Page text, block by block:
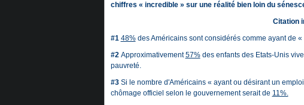
chiffres « incredible » sur une réalité bien loin du
Citation
#1 48%des Américains sont considérés comme ayant de
#2Approximativement57%des enfants des Etats-Unis
pauvreté.
#3Si le nombre d'Américains « ayant ou désirant un
chômage officiel selon le gouvernement serait de 11%.